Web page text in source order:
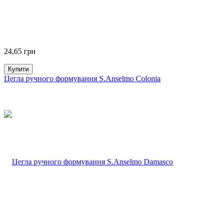
24,65 грн
Купити
Цегла ручного формування S.Anselmo Colonia